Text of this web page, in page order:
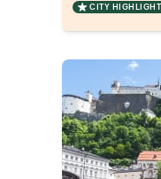
CITY